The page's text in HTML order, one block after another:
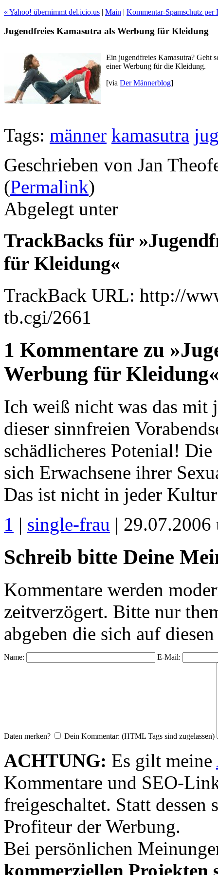
« Yahoo! übernimmt del.icio.us | Main | Kommentar-Spamschutz per
Jugendfreies Kamasutra als Werbung für Kleidung
Ein jugendfreies Kamasutra? Geht
einer Werbung für die Kleidung.
[via Der Männerblog]
Tags: männer kamasutra
Geschrieben von Jan
(Permalink)
Abgelegt unter
TrackBacks für
für Kleidung«
TrackBack URL: http://
tb.cgi/2661
1 Kommentare zu
Werbung für
Ich weiß nicht was das mit
dieser sinnfreien
schädlicheres Potenial!
sich Erwachsene ihrer
Das ist nicht in jeder
1 | single-frau | 29.07.2006
Schreib bitte Deine
Kommentare werden
zeitverzögert. Bitte nur
abgeben die sich auf
Name: E-Mail:
Daten merken? Dein Kommentar: (HTML Tags sind zugelassen)
ACHTUNG: Es gilt meine
Kommentare und SEO-
freigeschaltet. Statt dessen
Profiteur der Werbung.
Bei persönlichen
kommerziellen Projekten